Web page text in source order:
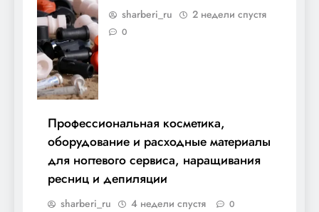
sharberi_ru 2 недели спустя
0
Профессиональная косметика,
оборудование и расходные материалы
для ногтевого сервиса, наращивания
ресниц и депиляции
sharberi_ru 4 недели спустя 0